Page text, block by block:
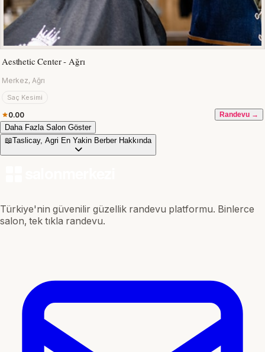
Aesthetic Center - Ağrı
Merkez, Ağrı
Saç Kesimi
0.00 Randevu →
Daha Fazla Salon Göster
📖Taslicay, Agri En Yakin Berber Hakkında
Türkiye'nin güvenilir güzellik randevu platformu. Binlerce
salon, tek tıkla randevu.